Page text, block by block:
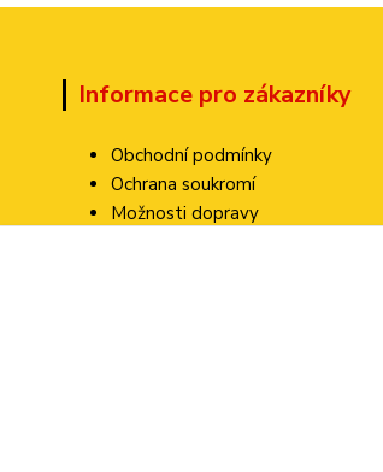
Informace pro zákazníky
Obchodní podmínky
Ochrana soukromí
Možnosti dopravy